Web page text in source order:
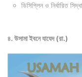
ডিসিপ্লিন ও নির্ধারিত
৪. উসামা ইবনে যাযেদ (রা.)